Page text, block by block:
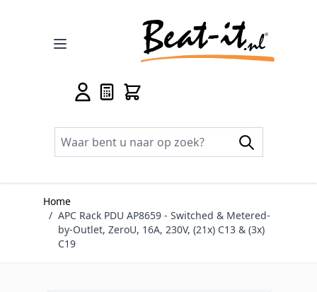
Home
/ APC Rack PDU AP8659 - Switched & Metered-
by-Outlet, ZeroU, 16A, 230V, (21x) C13 & (3x)
C19